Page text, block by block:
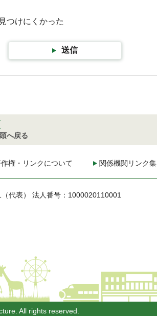
つけにくかった
送信
へ戻る
権・リンクについて 関係機関リンク集
代表） 法人番号：1000020110001
All rights reserved.